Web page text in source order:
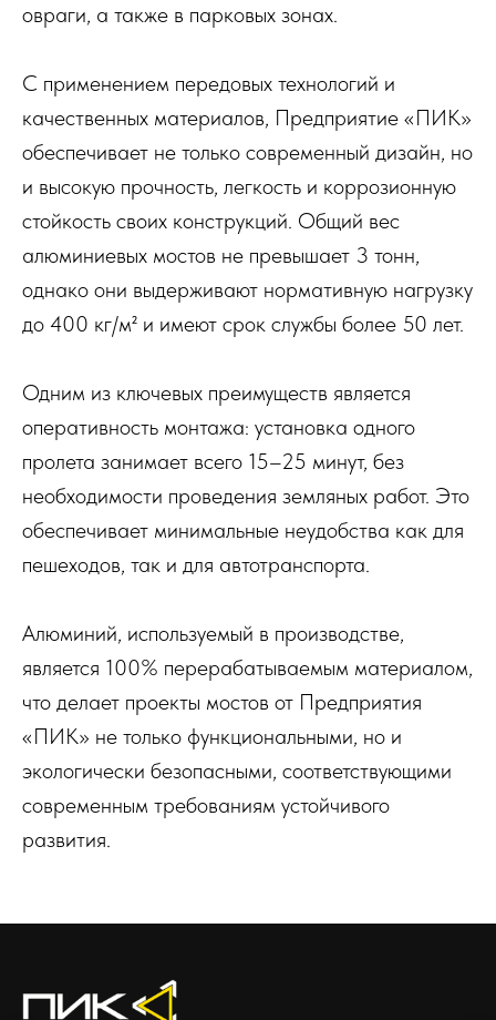
овраги, а также в парковых зонах.
С применением передовых технологий и
качественных материалов, Предприятие «ПИК»
обеспечивает не только современный дизайн, но
и высокую прочность, легкость и коррозионную
стойкость своих конструкций. Общий вес
алюминиевых мостов не превышает 3 тонн,
однако они выдерживают нормативную нагрузку
до 400 кг/м² и имеют срок службы более 50 лет.
Одним из ключевых преимуществ является
оперативность монтажа: установка одного
пролета занимает всего 15–25 минут, без
необходимости проведения земляных работ. Это
обеспечивает минимальные неудобства как для
пешеходов, так и для автотранспорта.
Алюминий, используемый в производстве,
является 100% перерабатываемым материалом,
что делает проекты мостов от Предприятия
«ПИК» не только функциональными, но и
экологически безопасными, соответствующими
современным требованиям устойчивого
развития.